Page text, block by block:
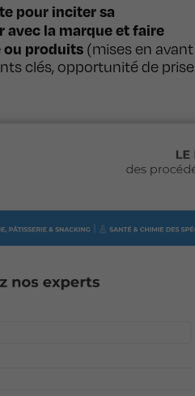
pour inciter sa
la marque et faire
ou produits (mises en avant
clés, opportunité de prise